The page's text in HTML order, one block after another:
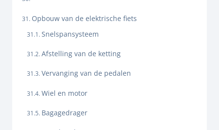
Opbouw van de elektrische fiets
Snelspansysteem
Afstelling van de ketting
Vervanging van de pedalen
Wiel en motor
Bagagedrager